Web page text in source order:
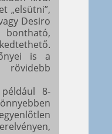
„elsütni”,
Desiro
is a
például 8-